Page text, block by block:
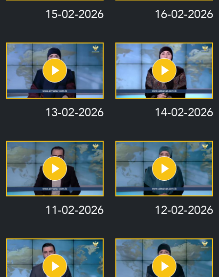
16-02-2026
15-02-2026
14-02-2026
13-02-2026
12-02-2026
11-02-2026